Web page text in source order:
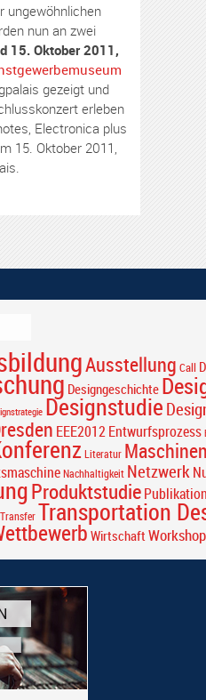
ungewöhnlichen
nun an zwei
15. Oktober 2011,
gezeigt und
erleben
Electronica plus
15. Oktober 2011,
Ausstellung Call
Designgeschichte
Designstudie
EEE2012Entwurfsprozess
Literatur
Nachhaltigkeit Netzwerk
Produktstudie
Transfer Transportation
Wirtschaft Workshop